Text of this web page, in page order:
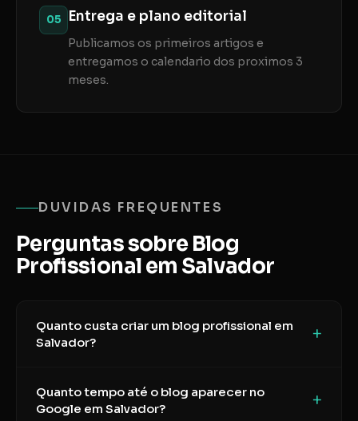
05 Entrega e plano editorial
Publicamos os primeiros artigos e
entregamos o calendario dos proximos 3
meses.
DUVIDAS FREQUENTES
Perguntas sobre Blog
Profissional em Salvador
Quanto custa criar um blog profissional em
Salvador?
+
Quanto tempo até o blog aparecer no
Google em Salvador?
+